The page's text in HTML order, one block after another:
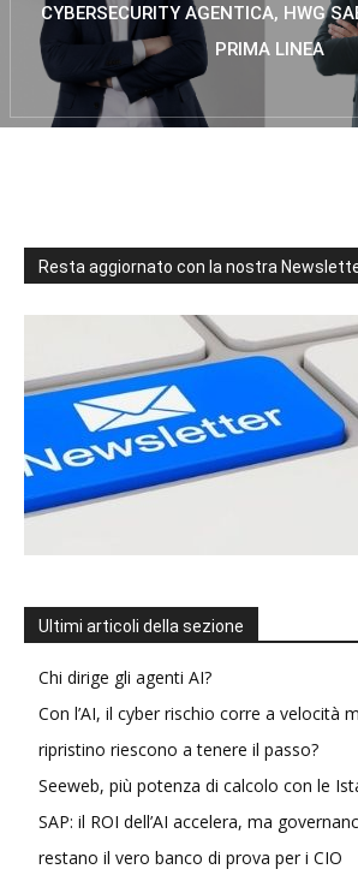
CYBERSECURITY AGENTICA, HWG
PRIMA LINEA
Resta aggiornato con la nostra
Ultimi articoli della sezione
Chi dirige gli agenti AI?
Con l’AI, il cyber rischio corre a velocità
ripristino riescono a tenere il passo?
Seeweb, più potenza di calcolo con le
SAP: il ROI dell’AI accelera, ma
restano il vero banco di prova per i CIO